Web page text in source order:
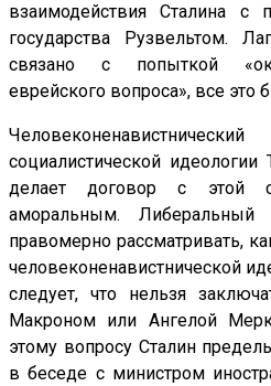
взаимодействия Сталина с
государства Рузвельтом.
связано с попыткой
еврейского вопроса», все это
социалистической
делает договор с этой
аморальным. Либеральный
правомерно рассматривать,
человеконенавистнической
следует, что нельзя
Макроном или Ангелой
этому вопросу Сталин
в беседе с министром